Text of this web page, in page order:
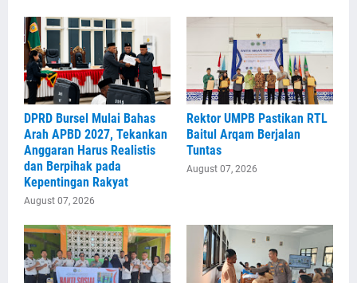
DPRD Bursel Mulai Bahas
Arah APBD 2027, Tekankan
Anggaran Harus Realistis
dan Berpihak pada
Kepentingan Rakyat
August 07, 2026
Rektor UMPB Pastikan RTL
Baitul Arqam Berjalan
Tuntas
August 07, 2026